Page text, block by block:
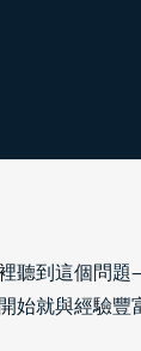
聽到這個問
始就與經驗豐